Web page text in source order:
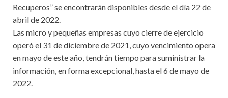
Recuperos” se encontrarán disponibles desde el día 22 de
abril de 2022.
Las micro y pequeñas empresas cuyo cierre de ejercicio
operó el 31 de diciembre de 2021, cuyo vencimiento opera
en mayo de este año, tendrán tiempo para suministrar la
información, en forma excepcional, hasta el 6 de mayo de
2022.